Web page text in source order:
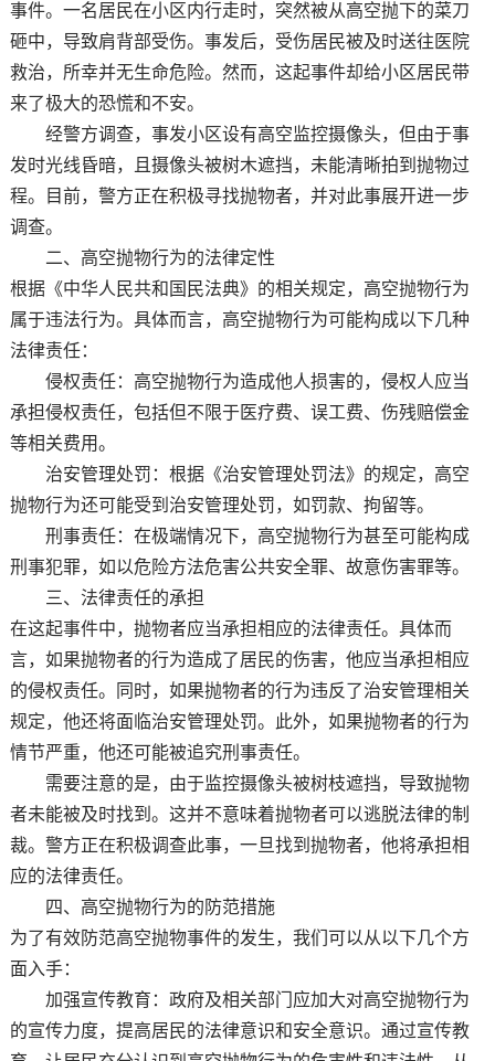
事件。一名居民在小区内行走时，突然被从高空抛下的菜刀
砸中，导致肩背部受伤。事发后，受伤居民被及时送往医院
救治，所幸并无生命危险。然而，这起事件却给小区居民带
来了极大的恐慌和不安。
经警方调查，事发小区设有高空监控摄像头，但由于事
发时光线昏暗，且摄像头被树木遮挡，未能清晰拍到抛物过
程。目前，警方正在积极寻找抛物者，并对此事展开进一步
调查。
二、高空抛物行为的法律定性
根据《中华人民共和国民法典》的相关规定，高空抛物行为
属于违法行为。具体而言，高空抛物行为可能构成以下几种
法律责任：
侵权责任：高空抛物行为造成他人损害的，侵权人应当
承担侵权责任，包括但不限于医疗费、误工费、伤残赔偿金
等相关费用。
治安管理处罚：根据《治安管理处罚法》的规定，高空
抛物行为还可能受到治安管理处罚，如罚款、拘留等。
刑事责任：在极端情况下，高空抛物行为甚至可能构成
刑事犯罪，如以危险方法危害公共安全罪、故意伤害罪等。
三、法律责任的承担
在这起事件中，抛物者应当承担相应的法律责任。具体而
言，如果抛物者的行为造成了居民的伤害，他应当承担相应
的侵权责任。同时，如果抛物者的行为违反了治安管理相关
规定，他还将面临治安管理处罚。此外，如果抛物者的行为
情节严重，他还可能被追究刑事责任。
需要注意的是，由于监控摄像头被树枝遮挡，导致抛物
者未能被及时找到。这并不意味着抛物者可以逃脱法律的制
裁。警方正在积极调查此事，一旦找到抛物者，他将承担相
应的法律责任。
四、高空抛物行为的防范措施
为了有效防范高空抛物事件的发生，我们可以从以下几个方
面入手：
加强宣传教育：政府及相关部门应加大对高空抛物行为
的宣传力度，提高居民的法律意识和安全意识。通过宣传教